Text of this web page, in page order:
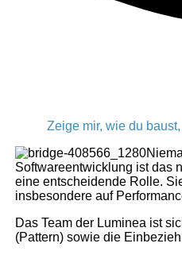
Zeige mir, wie du
Softwareentwicklung ist das
eine entscheidende Rolle.
insbesondere auf
Das Team der Luminea ist
(Pattern) sowie die